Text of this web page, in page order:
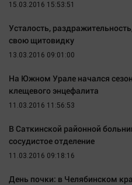
15.03.2016 15:53:51
Усталость,
свою щитовидку
13.03.2016 09:01:00
На Южном Урале начался
клещевого энцефалита
11.03.2016 11:56:53
В Саткинской районной
сосудистое отделение
11.03.2016 09:18:16
День почки: в Челябинском